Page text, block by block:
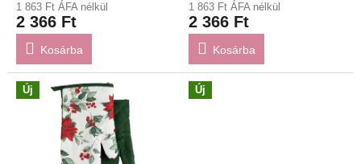
1 863 Ft ÁFA nélkül
2 366 Ft
Kosárba
1 863 Ft ÁFA nélkül
2 366 Ft
Kosárba
Új Új